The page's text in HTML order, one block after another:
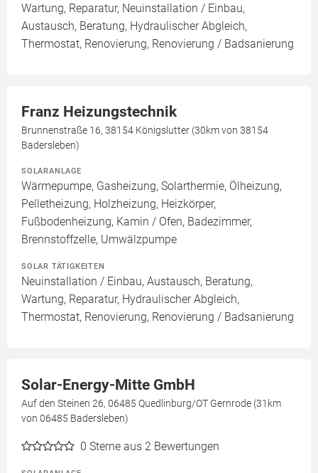
Wartung, Reparatur, Neuinstallation / Einbau,
Austausch, Beratung, Hydraulischer Abgleich,
Thermostat, Renovierung, Renovierung / Badsanierung
Franz Heizungstechnik
Brunnenstraße 16, 38154 Königslutter (30km von 38154
Badersleben)
SOLARANLAGE
Wärmepumpe, Gasheizung, Solarthermie, Ölheizung,
Pelletheizung, Holzheizung, Heizkörper,
Fußbodenheizung, Kamin / Ofen, Badezimmer,
Brennstoffzelle, Umwälzpumpe
SOLAR TÄTIGKEITEN
Neuinstallation / Einbau, Austausch, Beratung,
Wartung, Reparatur, Hydraulischer Abgleich,
Thermostat, Renovierung, Renovierung / Badsanierung
Solar-Energy-Mitte GmbH
Auf den Steinen 26, 06485 Quedlinburg/OT Gernrode (31km
von 06485 Badersleben)
0 Sterne aus 2 Bewertungen